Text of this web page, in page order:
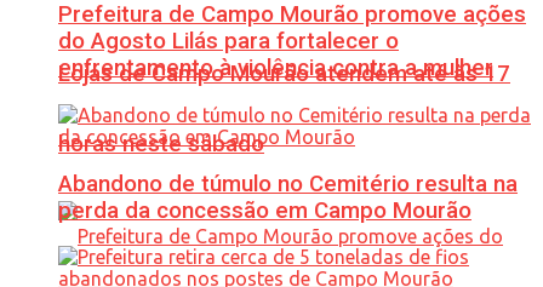
Lojas de Campo Mourão atendem até às 17
horas neste sábado
Prefeitura de Campo Mourão promove ações
do Agosto Lilás para fortalecer o
enfrentamento à violência contra a mulher
Abandono de túmulo no Cemitério resulta na
perda da concessão em Campo Mourão